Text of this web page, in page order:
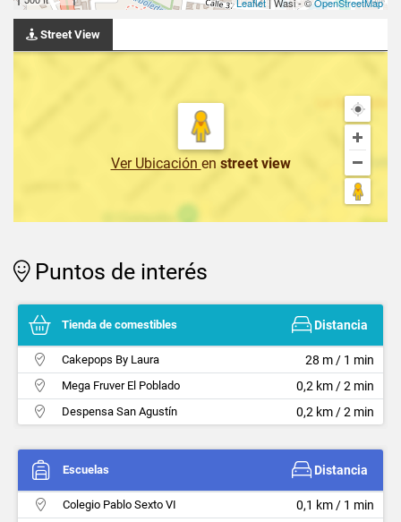
Street View
Ver Ubicación en street view
Puntos de interés
Tienda de comestibles Distancia
Cakepops By Laura 28 m / 1 min
Mega Fruver El Poblado 0,2 km / 2 min
Despensa San Agustín 0,2 km / 2 min
Escuelas Distancia
Colegio Pablo Sexto VI 0,1 km / 1 min